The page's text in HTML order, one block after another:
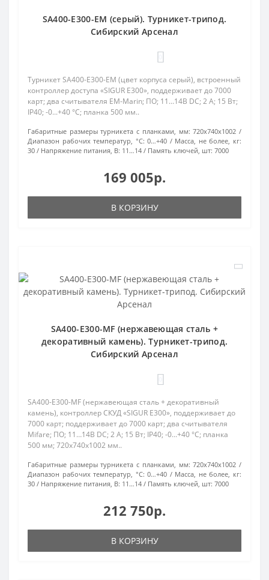
SA400-E300-EM (серый). Турникет-трипод.
Сибирский Арсенал
Турникет SA400-E300-EM (цвет корпуса серый), встроенный
контроллер доступа «SIGUR E300», поддерживает до 7000
карт; два считывателя EM-Marin; ПО; 11…14В DC; 2 А; 15 Вт;
IP40; -0...+40 °C; планка 500 мм..
Габаритные размеры турникета с планками, мм: 720x740x1002
Диапазон рабочих температур, °С: 0…+40
Масса, не более, кг:
30
Напряжение питания, В: 11…14 Память ключей, шт: 7000
169 005р.
В КОРЗИНУ
SA400-E300-MF (нержавеющая сталь +
декоративный камень). Турникет-трипод.
Сибирский Арсенал
SA400-E300-MF (нержавеющая сталь + декоративный
камень), контроллер СКУД «SIGUR Е300», поддерживает до
7000 карт; поддерживает до 7000 карт; два считывателя
Mifare; ПО; 11…14В DC; 2 А; 15 Вт; IP40; -0...+40 °C; планка
500 мм; 720х740х1002 мм..
Габаритные размеры турникета с планками, мм: 720x740x1002
Диапазон рабочих температур, °С: 0…+40
Масса, не более, кг:
30
Напряжение питания, В: 11…14 Память ключей, шт: 7000
212 750р.
В КОРЗИНУ